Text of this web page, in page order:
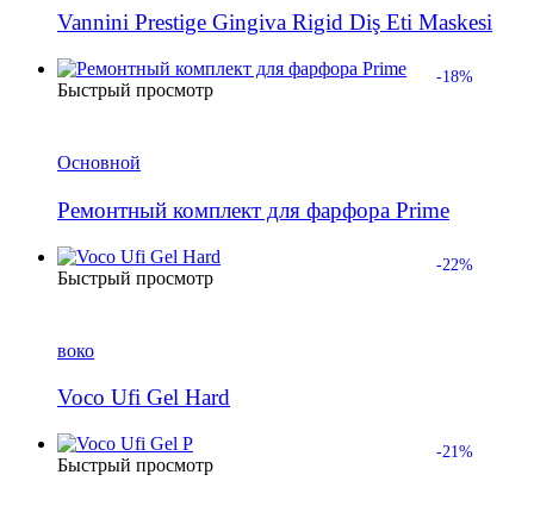
Vannini Prestige Gingiva Rigid Diş Eti Maskesi
-18%
Быстрый просмотр
Основной
Ремонтный комплект для фарфора Prime
-22%
Быстрый просмотр
воко
Voco Ufi Gel Hard
-21%
Быстрый просмотр